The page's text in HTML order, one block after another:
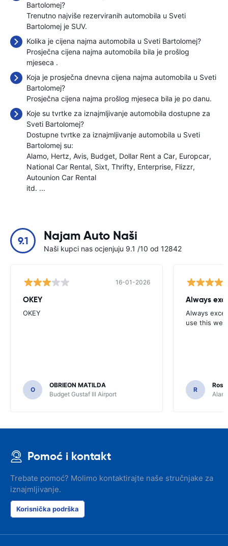
Bartolomej?
Trenutno najviše rezerviranih automobila u Sveti
Bartolomej je SUV.
Kolika je cijena najma automobila u Sveti Bartolomej?
Prosječna cijena najma automobila bila je prošlog
mjeseca .
Koja je prosječna dnevna cijena najma automobila u Sveti
Bartolomej?
Prosječna cijena najma prošlog mjeseca bila je po danu.
Koje su tvrtke za iznajmljivanje automobila dostupne za
Sveti Bartolomej?
Dostupne tvrtke za iznajmljivanje automobila u Sveti
Bartolomej su:
Alamo Hertz Avis Budget Dollar Rent a Car Europcar
National Car Rental Sixt Thrifty Enterprise Flizzr
Autounion Car Rental
itd. ...
9.1 Najam Auto Naši
Naši kupci nas ocjenjuju 9.1 /10 od 12842
16-01-2026
OKEY
OKEY
O
OBRIEON MATILDA
Budget Gustaf III Airport
Always
Always
use this
R
Pomoć i kontakt
Trebate pomoć? Molimo kontaktirajte naše stručnjake za
iznajmljivanje.
Korisnička podrška